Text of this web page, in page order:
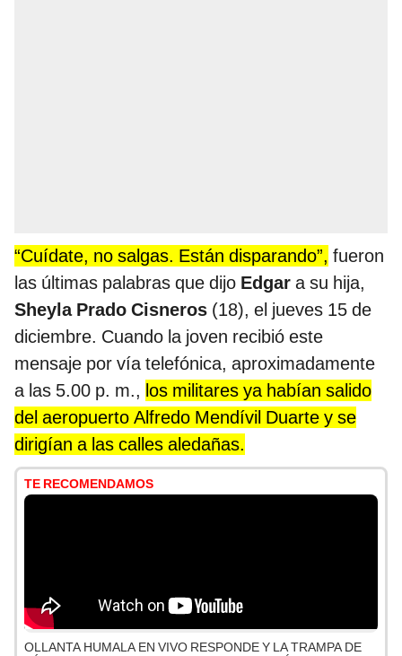
“Cuídate, no salgas. Están disparando”, fueron
las últimas palabras que dijo Edgar a su hija,
Sheyla Prado Cisneros (18), el jueves 15 de
diciembre. Cuando la joven recibió este
mensaje por vía telefónica, aproximadamente
a las 5.00 p. m., los militares ya habían salido
del aeropuerto Alfredo Mendívil Duarte y se
dirigían a las calles aledañas.
TE RECOMENDAMOS
OLLANTA HUMALA EN VIVO RESPONDE Y LA TRAMPA DE